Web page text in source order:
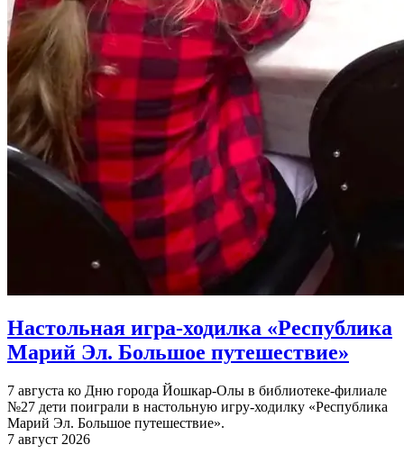
Настольная игра-ходилка «Республика
Марий Эл. Большое путешествие»
7 августа ко Дню города Йошкар-Олы в библиотеке-филиале
№27 дети поиграли в настольную игру-ходилку «Республика
Марий Эл. Большое путешествие».
7 август 2026